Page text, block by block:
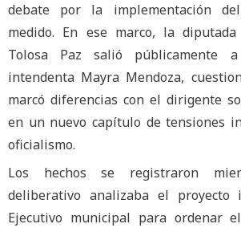
debate por la implementación del
medido. En ese marco, la
Tolosa Paz salió públicamente
intendenta Mayra Mendoza,
marcó diferencias con el dirigente
en un nuevo capítulo de tensiones
oficialismo.
Los hechos se registraron
deliberativo analizaba el proyecto
Ejecutivo municipal para ordenar